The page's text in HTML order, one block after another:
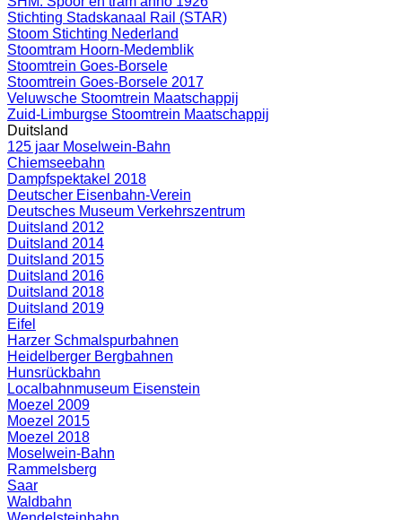
Stichting Stadskanaal Rail (STAR)
Stoom Stichting Nederland
Stoomtram Hoorn-Medemblik
Stoomtrein Goes-Borsele
Stoomtrein Goes-Borsele 2017
Veluwsche Stoomtrein Maatschappij
Zuid-Limburgse Stoomtrein Maatschappij
Duitsland
125 jaar Moselwein-Bahn
Chiemseebahn
Dampfspektakel 2018
Deutscher Eisenbahn-Verein
Deutsches Museum Verkehrszentrum
Duitsland 2012
Duitsland 2014
Duitsland 2015
Duitsland 2016
Duitsland 2018
Duitsland 2019
Eifel
Harzer Schmalspurbahnen
Heidelberger Bergbahnen
Hunsrückbahn
Localbahnmuseum Eisenstein
Moezel 2009
Moezel 2015
Moezel 2018
Moselwein-Bahn
Rammelsberg
Saar
Waldbahn